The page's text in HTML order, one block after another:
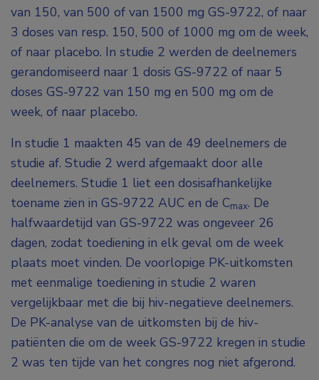
van 150, van 500 of van 1500 mg GS-9722, of naar
3 doses van resp. 150, 500 of 1000 mg om de week,
of naar placebo. In studie 2 werden de deelnemers
gerandomiseerd naar 1 dosis GS-9722 of naar 5
doses GS-9722 van 150 mg en 500 mg om de
week, of naar placebo.
In studie 1 maakten 45 van de 49 deelnemers de
studie af. Studie 2 werd afgemaakt door alle
deelnemers. Studie 1 liet een dosisafhankelijke
toename zien in GS-9722 AUC en de Cmax. De
halfwaardetijd van GS-9722 was ongeveer 26
dagen, zodat toediening in elk geval om de week
plaats moet vinden. De voorlopige PK-uitkomsten
met eenmalige toediening in studie 2 waren
vergelijkbaar met die bij hiv-negatieve deelnemers.
De PK-analyse van de uitkomsten bij de hiv-
patiënten die om de week GS-9722 kregen in studie
2 was ten tijde van het congres nog niet afgerond.